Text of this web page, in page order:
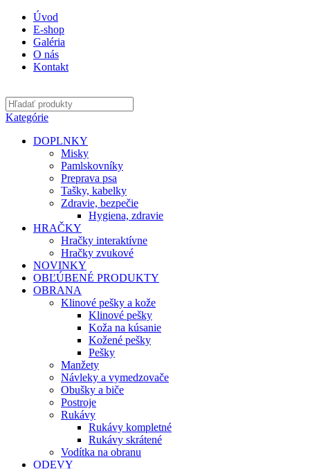
Úvod
E-shop
Galéria
O nás
Kontakt
Kategórie
DOPLNKY
Misky
Pamlskovníky
Preprava psa
Tašky, kabelky
Zdravie, bezpečie
Hygiena, zdravie
HRAČKY
Hračky interaktívne
Hračky zvukové
NOVINKY
OBĽÚBENÉ PRODUKTY
OBRANA
Klinové pešky a kože
Klinové pešky
Koža na kúsanie
Kožené pešky
Pešky
Manžety
Návleky a vymedzovače
Obušky a biče
Postroje
Rukávy
Rukávy kompletné
Rukávy skrátené
Vodítka na obranu
ODEVY